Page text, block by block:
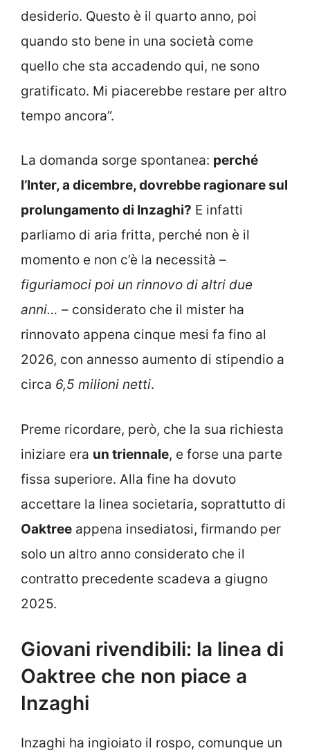
desiderio. Questo è il quarto anno, poi
quando sto bene in una società come
quello che sta accadendo qui, ne sono
gratificato. Mi piacerebbe restare per altro
tempo ancora”.
La domanda sorge spontanea: perché
l’Inter, a dicembre, dovrebbe ragionare sul
prolungamento di Inzaghi? E infatti
parliamo di aria fritta, perché non è il
momento e non c’è la necessità –
figuriamoci poi un rinnovo di altri due
anni… – considerato che il mister ha
rinnovato appena cinque mesi fa fino al
2026, con annesso aumento di stipendio a
circa 6,5 milioni netti.
Preme ricordare, però, che la sua richiesta
iniziare era un triennale, e forse una parte
fissa superiore. Alla fine ha dovuto
accettare la linea societaria, soprattutto di
Oaktree appena insediatosi, firmando per
solo un altro anno considerato che il
contratto precedente scadeva a giugno
2025.
Giovani rivendibili: la linea di
Oaktree che non piace a
Inzaghi
Inzaghi ha ingioiato il rospo, comunque un